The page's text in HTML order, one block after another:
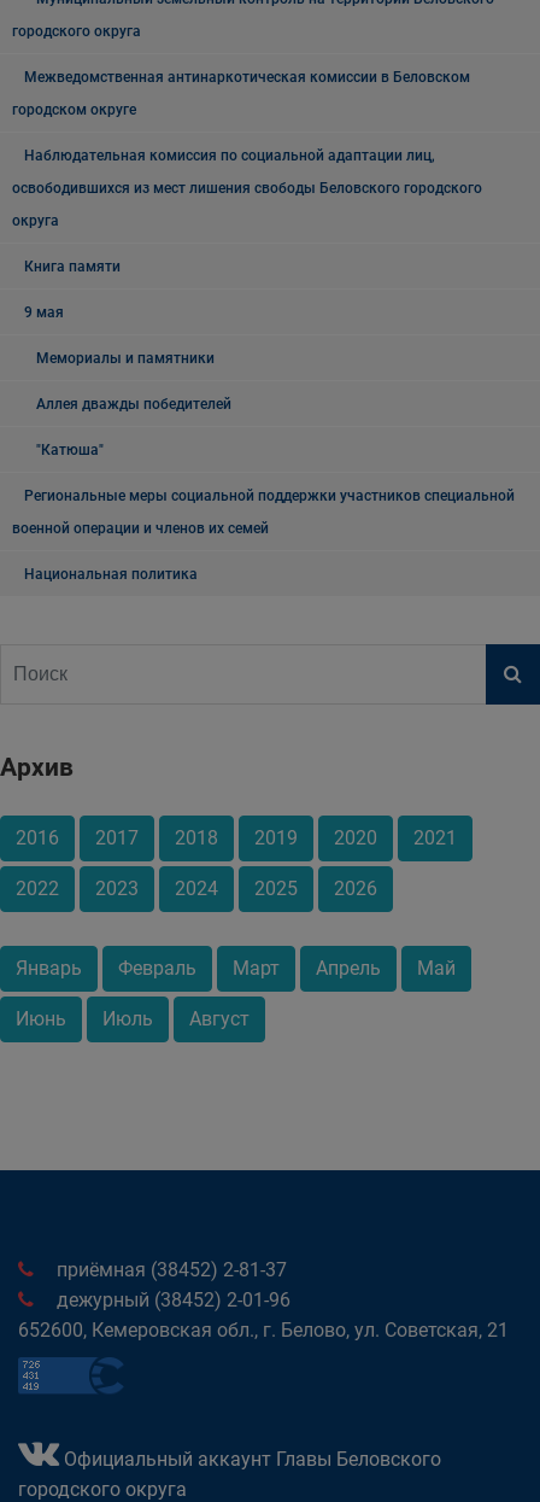
городского округа
Межведомственная антинаркотическая комиссии в Беловском
городском округе
Наблюдательная комиссия по социальной адаптации лиц,
освободившихся из мест лишения свободы Беловского городского
округа
Книга памяти
9 мая
Мемориалы и памятники
Аллея дважды победителей
"Катюша"
Региональные меры социальной поддержки участников специальной
военной операции и членов их семей
Национальная политика
Архив
2016 2017 2018 2019 2020 2021
2022 2023 2024 2025 2026
Январь Февраль Март Апрель Май
Июнь Июль Август
приёмная (38452) 2-81-37
дежурный (38452) 2-01-96
652600, Кемеровская обл., г. Белово, ул. Советская, 21
Официальный аккаунт Главы Беловского
городского округа